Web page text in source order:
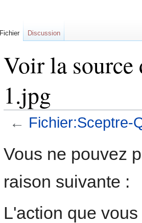
Voir la source
1.jpg
← Fichier:Sceptre-
Vous ne pouvez
raison suivante :
L'action que
Fichier Discussion